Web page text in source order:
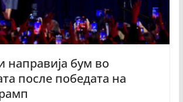
направија бум во
после победата на